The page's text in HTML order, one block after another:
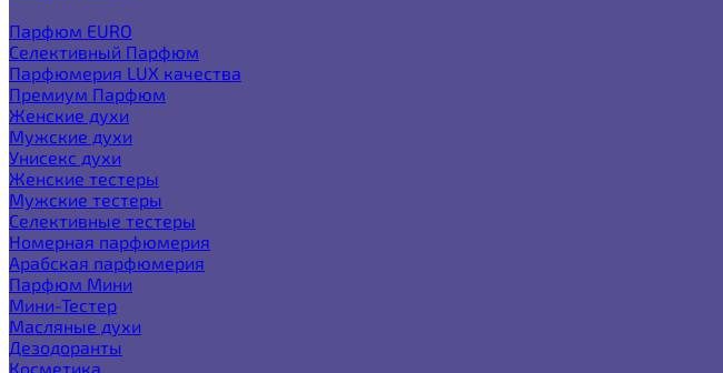
Парфюм EURO
Селективный Парфюм
Парфюмерия LUX качества
Премиум Парфюм
Женские духи
Мужские духи
Унисекс духи
Женские тестеры
Мужские тестеры
Селективные тестеры
Номерная парфюмерия
Арабская парфюмерия
Парфюм Мини
Мини-Тестер
Масляные духи
Дезодоранты
Косметика